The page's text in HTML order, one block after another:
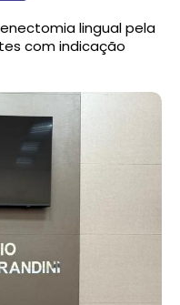
lingual pela
com indicação